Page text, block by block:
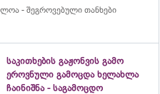
- შეგროვებული თანხები
საკითხების გაჟონვის გამო
ეროვნული გამოცდა ხელახლა
ჩაინიშნა - საგამოცდო